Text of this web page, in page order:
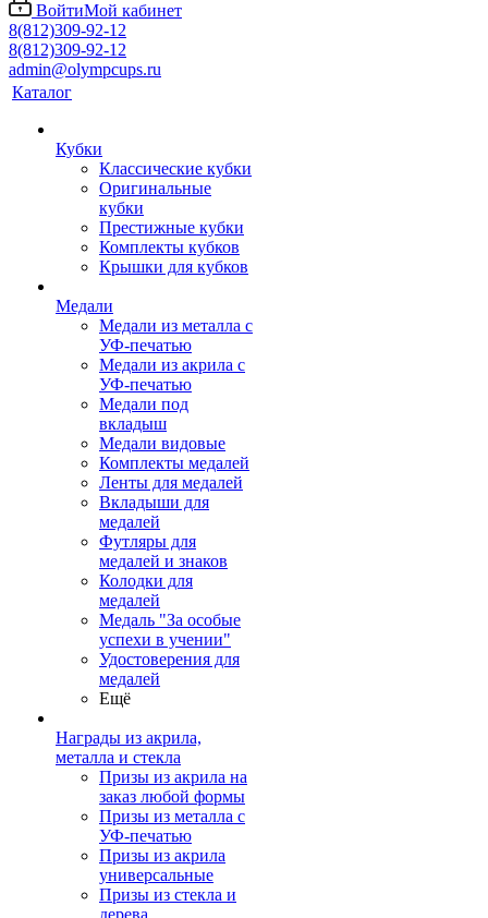
ВойтиМой кабинет
8(812)309-92-12
8(812)309-92-12
admin@olympcups.ru
Каталог
Кубки
Классические кубки
Оригинальные
кубки
Престижные кубки
Комплекты кубков
Крышки для кубков
Медали
Медали из металла с
УФ-печатью
Медали из акрила с
УФ-печатью
Медали под
вкладыш
Медали видовые
Комплекты медалей
Ленты для медалей
Вкладыши для
медалей
Футляры для
медалей и знаков
Колодки для
медалей
Медаль "За особые
успехи в учении"
Удостоверения для
медалей
Ещё
Награды из акрила,
металла и стекла
Призы из акрила на
заказ любой формы
Призы из металла с
УФ-печатью
Призы из акрила
универсальные
Призы из стекла и
дерева